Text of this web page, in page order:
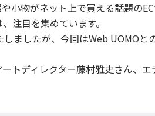
小物がネット上で買える話題の
注目を集めています。
しましたが、今回はWeb UOMOと
トディレクター藤村雅史さん、